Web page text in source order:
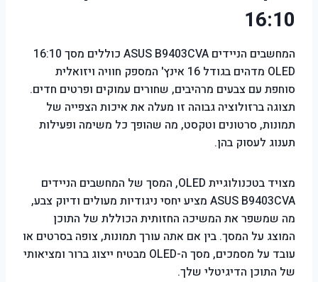
16:10
המחשבים הניידים ASUS B9403CVA כוללים מסך 16:10
OLED מדהים בגודל 16 אינץ' המספק חוויה ויזואלית
סוחפת עם צבעים מרהיבים, שחורים עמוקים ופרטים חדים.
תצוגה ברזולוציה גבוהה זו מעלה את איכות הצפייה של
תמונות, סרטונים וטקסט, מה שהופך כל משימה ופעילות
תענוג לעסוק בהן.
מצויד בטכנולוגיית OLED, המסך של המחשבים הניידים
ASUS B9403CVA מציע יחסי ניגודיות מעולים ודיוק צבע,
מה שמשפר את המשיכה החזותית הכוללת של התוכן
המוצג על המסך. בין אם אתה עורך תמונות, צופה בסרטים או
עובד על מסמכים, מסך ה-OLED מבטיח ייצוג ברור ומציאותי
של התוכן הדיגיטלי שלך.